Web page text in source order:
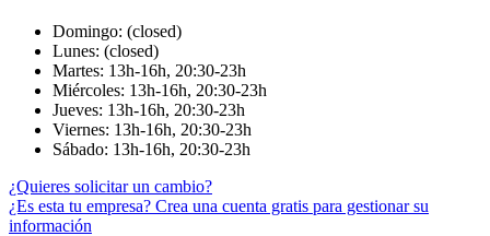
Domingo: (closed)
Lunes: (closed)
Martes: 13h-16h, 20:30-23h
Miércoles: 13h-16h, 20:30-23h
Jueves: 13h-16h, 20:30-23h
Viernes: 13h-16h, 20:30-23h
Sábado: 13h-16h, 20:30-23h
¿Quieres solicitar un cambio?
¿Es esta tu empresa? Crea una cuenta gratis para gestionar su
información